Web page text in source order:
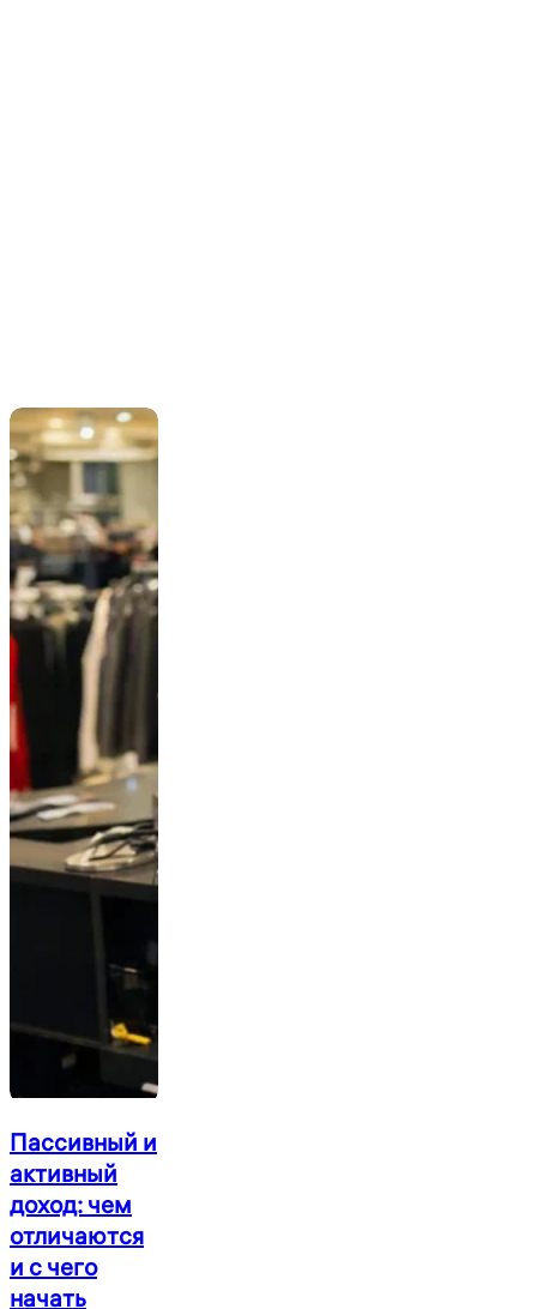
Пассивный
и
активный
доход:
чем
отличаются
и
Пассивный и
активный
доход: чем
отличаются
и с чего
начать